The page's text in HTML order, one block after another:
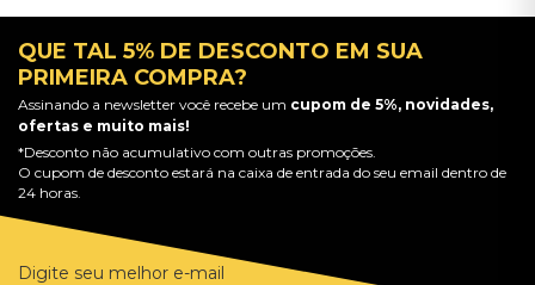
QUE TAL 5% DE DESCONTO EM SUA
PRIMEIRA COMPRA?
Assinando a newsletter você recebe um cupom de 5%, novidades,
ofertas e muito mais!
*Desconto não acumulativo com outras promoções.
O cupom de desconto estará na caixa de entrada do seu email dentro de
24 horas.
Digite seu melhor e-mail